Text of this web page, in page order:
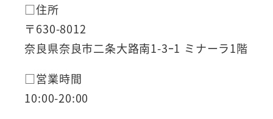
□住所
〒630-8012
奈良県奈良市二条大路南1-3ｰ1 ミナーラ1階
□営業時間
10:00-20:00